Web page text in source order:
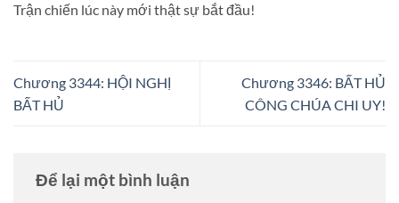
Trận chiến lúc này mới thật sự bắt đầu!
Chương 3344: HỘI NGHỊ
BẤT HỦ
Chương 3346: BẤT HỦ
CÔNG CHÚA CHI UY!
Để lại một bình luận